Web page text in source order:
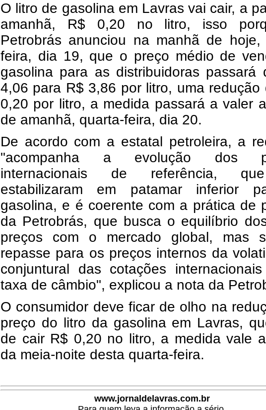
O litro de gasolina em Lavras vai cair, a
amanhã, R$ 0,20 no litro, isso
Petrobrás anunciou na manhã de hoje,
feira, dia 19, que o preço médio de
gasolina para as distribuidoras passará
4,06 para R$ 3,86 por litro, uma redução
0,20 por litro, a medida passará a valer
de amanhã, quarta-feira, dia 20.
De acordo com a estatal petroleira, a
"acompanha a evolução dos
internacionais de referência,
estabilizaram em patamar inferior
gasolina, e é coerente com a prática de
da Petrobrás, que busca o equilíbrio
preços com o mercado global, mas
repasse para os preços internos da
conjuntural das cotações
taxa de câmbio", explicou a nota da
O consumidor deve ficar de olho na
preço do litro da gasolina em Lavras,
de cair R$ 0,20 no litro, a medida vale
da meia-noite desta quarta-feira.
www.jornaldelavras.com.br